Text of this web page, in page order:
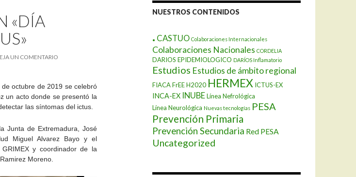
«DÍA
UN COMENTARIO
octubre de 2019 se celebró
un acto donde se presentó la
las síntomas del ictus.
Junta de Extremadura, José
Miguel Alvarez Bayo y el
y coordinador de la
Moreno.
NUESTROS CONTENIDOS
. CASTUO Colaboraciones Internacionales
Colaboraciones Nacionales CORDELIA
DARIOS EPIDEMIOLOGICO DARÍOS Inflamatorio
Estudios Estudios de ámbito regional
FIACAFrEEH2020 HERMEX ICTUS-EX
INCA-EX INUBELínea Nefrológica
Línea Neurológica Nuevas tecnologías PESA
Prevención Primaria
Prevención Secundaria Red PESA
Uncategorized